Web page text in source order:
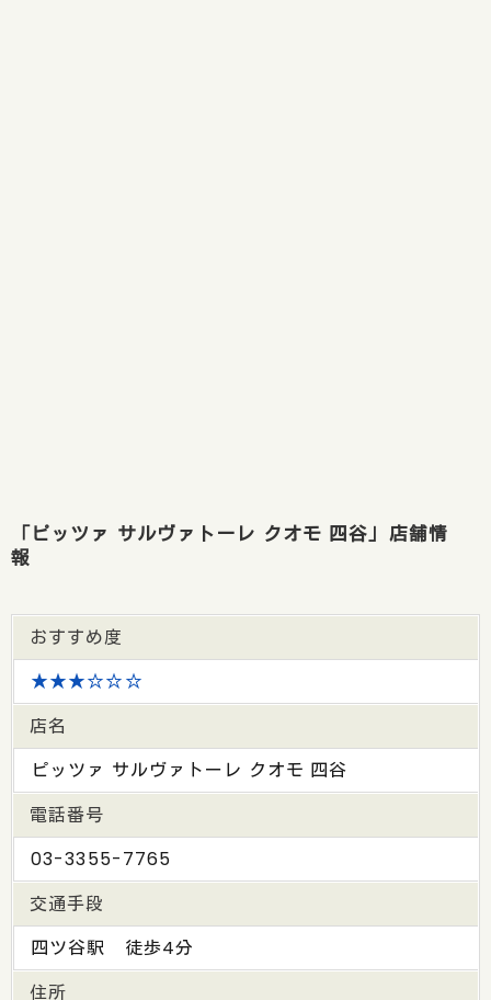
「ピッツァ サルヴァトーレ クオモ 四谷」店舗情
報
おすすめ度
★★★☆☆☆
店名
ピッツァ サルヴァトーレ クオモ 四谷
電話番号
03-3355-7765
交通手段
四ツ谷駅 徒歩4分
住所